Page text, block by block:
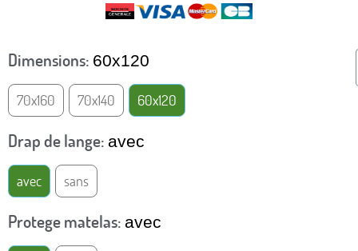
Dimensions 60x120
70x160 70x140 60x120
Drap de lange avec
avec sans
Protege matelas avec